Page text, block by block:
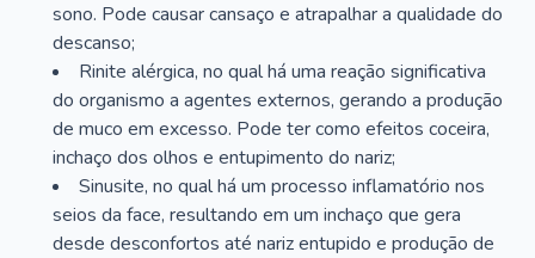
sono. Pode causar cansaço e atrapalhar a qualidade do
descanso;
Rinite alérgica, no qual há uma reação significativa
do organismo a agentes externos, gerando a produção
de muco em excesso. Pode ter como efeitos coceira,
inchaço dos olhos e entupimento do nariz;
Sinusite, no qual há um processo inflamatório nos
seios da face, resultando em um inchaço que gera
desde desconfortos até nariz entupido e produção de